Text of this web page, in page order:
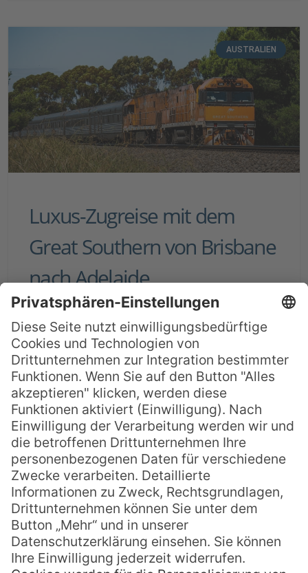
AUSTRALIEN
Luxus-Zugreise mit dem
Great Southern von Brisbane
nach Adelaide
Australiens landschaftliche Vielfalt
entdecken, dabei stilvoll durch das Land
reisen und kulinarisch verwöhnt werden.
Klingt gut? Genau das verspricht der Great
Southern zwischen Brisbane und
Adelaide. Die luxuriöse Zugreise verbindet
die beiden Metropolen auf einer Strecke
voller Kontraste. Von goldenen Stränden
geht es durch grüne Weinregionen bis hin
zu zerklüfteten
MEHR LESEN »
Paul 25. September 2025 Keine Kommentare